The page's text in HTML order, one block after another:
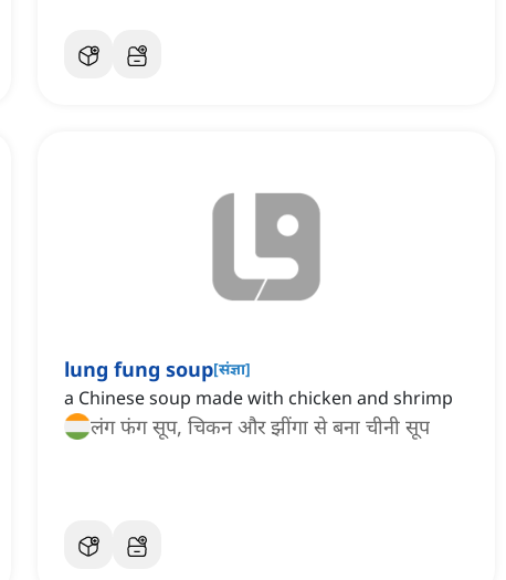
lung fung soup[संज्ञा]
a Chinese soup made with chicken and shrimp
लंग फंग सूप, चिकन और झींगा से बना चीनी सूप